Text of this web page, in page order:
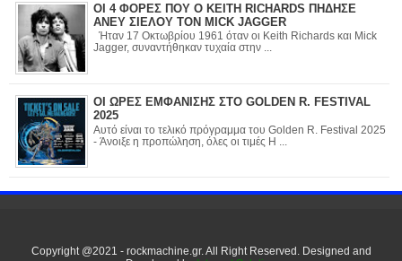
ΟΙ 4 ΦΟΡΕΣ ΠΟΥ Ο KEITH RICHARDS ΠΗΔΗΣΕ
ΑΝΕΥ ΣΙΕΛΟΥ ΤΟΝ MICK JAGGER
Ήταν 17 Οκτωβρίου 1961 όταν οι Keith Richards και Mick
Jagger, συναντήθηκαν τυχαία στην ...
ΟΙ ΩΡΕΣ ΕΜΦΑΝΙΣΗΣ ΣΤΟ GOLDEN R. FESTIVAL
2025
Αυτό είναι το τελικό πρόγραμμα του Golden R. Festival 2025
- Άνοιξε η προπώληση, όλες οι τιμές Η ...
Copyright @2021 - rockmachine.gr. All Right Reserved. Designed and